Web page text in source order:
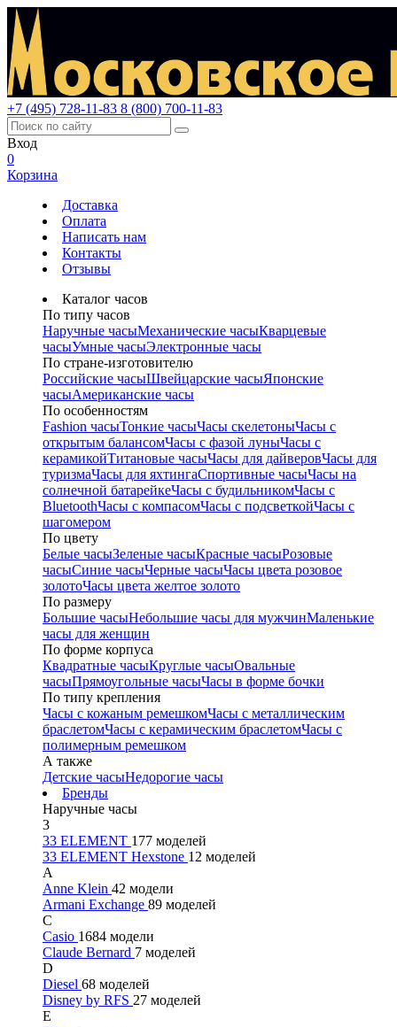
+7 (495) 728-11-83 8 (800) 700-11-83
Вход
0
Корзина
Доставка
Оплата
Написать нам
Контакты
Отзывы
Каталог часов
По типу часов
Наручные часыМеханические часыКварцевые
часыУмные часыЭлектронные часы
По стране-изготовителю
Российские часыШвейцарские часыЯпонские
часыАмериканские часы
По особенностям
Fashion часыТонкие часыЧасы скелетоныЧасы с
открытым балансомЧасы с фазой луныЧасы с
керамикойТитановые часыЧасы для дайверовЧасы для
туризмаЧасы для яхтингаСпортивные часыЧасы на
солнечной батарейкеЧасы с будильникомЧасы с
BluetoothЧасы с компасомЧасы с подсветкойЧасы с
шагомером
По цвету
Белые часыЗеленые часыКрасные часыРозовые
часыСиние часыЧерные часыЧасы цвета розовое
золотоЧасы цвета желтое золото
По размеру
Большие часыНебольшие часы для мужчинМаленькие
часы для женщин
По форме корпуса
Квадратные часыКруглые часыОвальные
часыПрямоугольные часыЧасы в форме бочки
По типу крепления
Часы с кожаным ремешкомЧасы с металлическим
браслетомЧасы с керамическим браслетомЧасы с
полимерным ремешком
А также
Детские часыНедорогие часы
Бренды
Наручные часы
3
33 ELEMENT 177 моделей
33 ELEMENT Hexstone 12 моделей
A
Anne Klein 42 модели
Armani Exchange 89 моделей
C
Casio 1684 модели
Claude Bernard 7 моделей
D
Diesel 68 моделей
Disney by RFS 27 моделей
E